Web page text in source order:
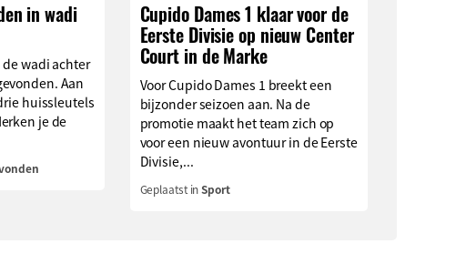
in wadi
wadi achter
Aan
huissleutels
je de
Cupido Dames 1 klaar voor de
Eerste Divisie op nieuw Center
Court in de Marke
Voor Cupido Dames 1 breekt een
bijzonder seizoen aan. Na de
promotie maakt het team zich op
voor een nieuw avontuur in de Eerste
Divisie,...
Geplaatst inSport